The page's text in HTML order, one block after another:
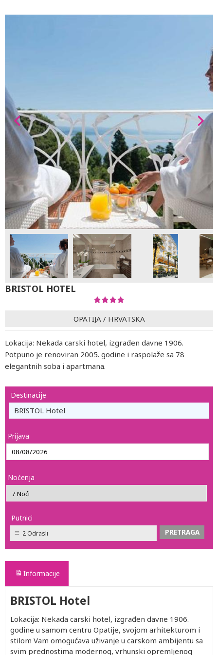
BRISTOL HOTEL
OPATIJA / HRVATSKA
Lokacija: Nekada carski hotel, izgrađen davne 1906.
Potpuno je renoviran 2005. godine i raspolaže sa 78
elegantnih soba i apartmana.
Destinacije
BRISTOL Hotel
Prijava
Noćenja
Putnici
2 Odrasli
Informacije
BRISTOL Hotel
Lokacija: Nekada carski hotel, izgrađen davne 1906.
godine u samom centru Opatije, svojom arhitekturom i
stilom Vam omogućava uživanje u carskom ambijentu sa
svim prednostima modernog, vrhunski opremljenog